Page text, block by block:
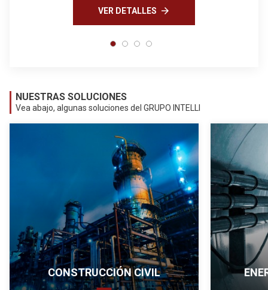
VER DETALLES arrow_forward
NUESTRAS SOLUCIONES
Vea abajo, algunas soluciones del GRUPO INTELLI
CONSTRUCCIÓN CIVIL